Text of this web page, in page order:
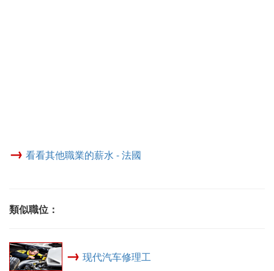
→ 看看其他職業的薪水 - 法國
類似職位：
→ 现代汽车修理工